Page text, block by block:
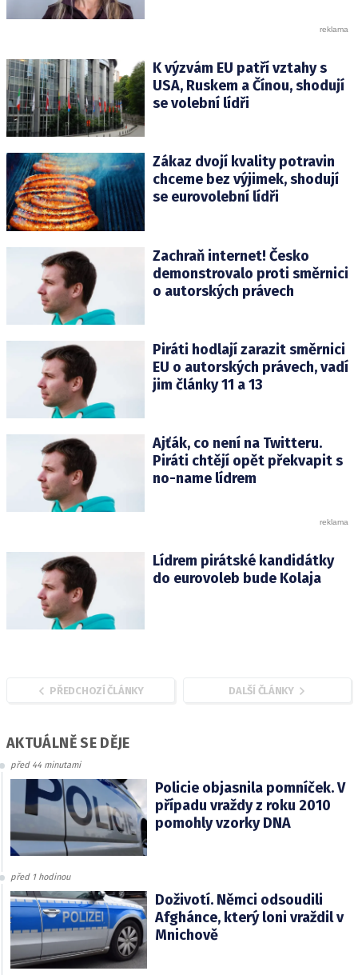
K výzvám EU patří vztahy s
USA, Ruskem a Čínou, shodují
se volební lídři
Zákaz dvojí kvality potravin
chceme bez výjimek, shodují
se eurovolební lídři
Zachraň internet! Česko
demonstrovalo proti směrnici
o autorských právech
Piráti hodlají zarazit směrnici
EU o autorských právech, vadí
jim články 11 a 13
Ajťák, co není na Twitteru.
Piráti chtějí opět překvapit s
no-name lídrem
Lídrem pirátské kandidátky
do eurovoleb bude Kolaja
PŘEDCHOZÍ ČLÁNKY DALŠÍ ČLÁNKY
AKTUÁLNĚ SE DĚJE
před 44 minutami
Policie objasnila pomníček. V
případu vraždy z roku 2010
pomohly vzorky DNA
před 1 hodinou
Doživotí. Němci odsoudili
Afghánce, který loni vraždil v
Mnichově